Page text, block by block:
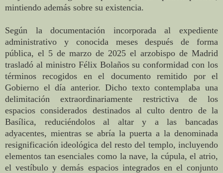
mintiendo además sobre su existencia.
Según la documentación incorporada al expediente
administrativo y conocida meses después de forma
pública, el 5 de marzo de 2025 el arzobispo de Madrid
trasladó al ministro Félix Bolaños su conformidad con los
términos recogidos en el documento remitido por el
Gobierno el día anterior. Dicho texto contemplaba una
delimitación extraordinariamente restrictiva de los
espacios considerados destinados al culto dentro de la
Basílica, reduciéndolos al altar y a las bancadas
adyacentes, mientras se abría la puerta a la denominada
resignificación ideológica del resto del templo, incluyendo
elementos tan esenciales como la nave, la cúpula, el atrio,
el vestíbulo y demás espacios integrados en el conjunto